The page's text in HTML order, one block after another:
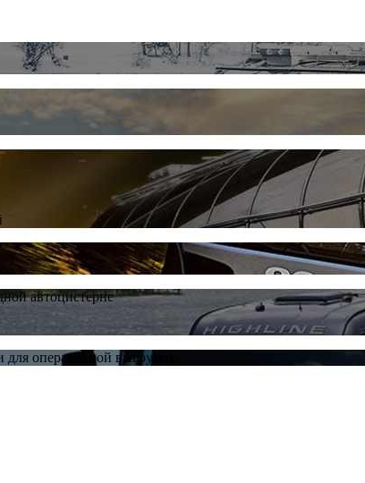
автоцистерне
оперативной выгрузки